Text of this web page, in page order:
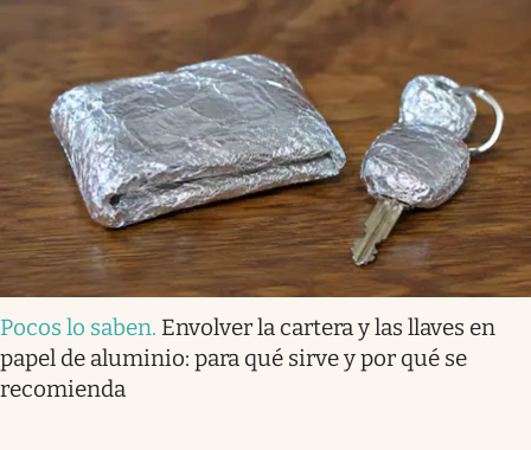
Pocos lo saben. Envolver la cartera y las llaves en
papel de aluminio: para qué sirve y por qué se
recomienda